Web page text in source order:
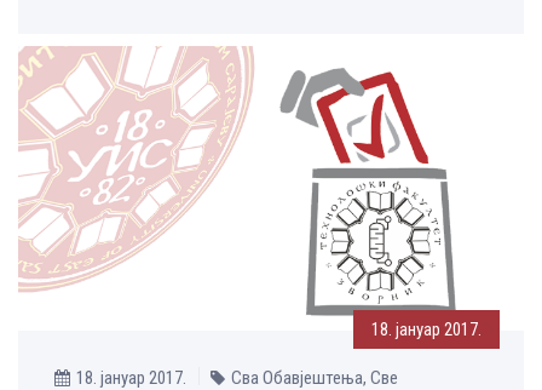
18. јануар 2017.
18. јануар 2017.
Сва Обавјештења, Све